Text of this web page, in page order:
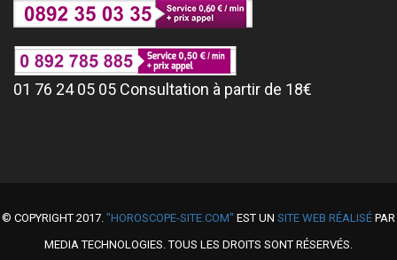
01 76 24 05 05 Consultation à partir de 18€
© COPYRIGHT 2017. "HOROSCOPE-SITE.COM" EST UN SITE WEB RÉALISÉ PAR
MEDIA TECHNOLOGIES. TOUS LES DROITS SONT RÉSERVÉS.